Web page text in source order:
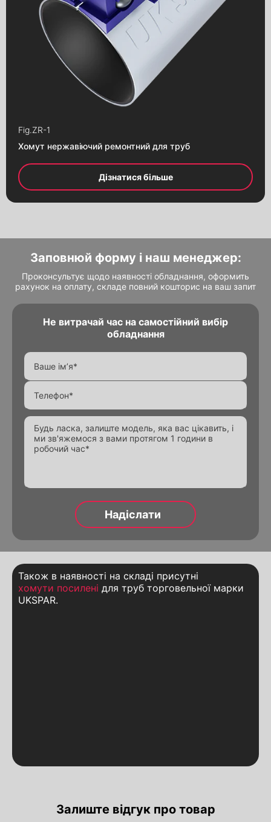
Fig.ZR-1
Хомут нержавіючий ремонтний для труб
Дізнатися більше
Заповнюй форму і наш менеджер:
Проконсультує щодо наявності обладнання, оформить
рахунок на оплату, складе повний кошторис на ваш запит
Не витрачай час на самостійний вибір
обладнання
Також в наявності на складі присутні
хомути посилені для труб торговельної марки
UKSPAR.
Залиште відгук про товар
Заповни форму і наш менеджер
зв’яжеться з Вами
Alternative:
Заповни форму і наш менеджер
зв’яжеться з Вами
Alternative: